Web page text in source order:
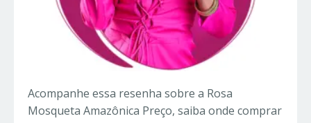
Acompanhe essa resenha sobre a Rosa
Mosqueta Amazônica Preço, saiba onde comprar